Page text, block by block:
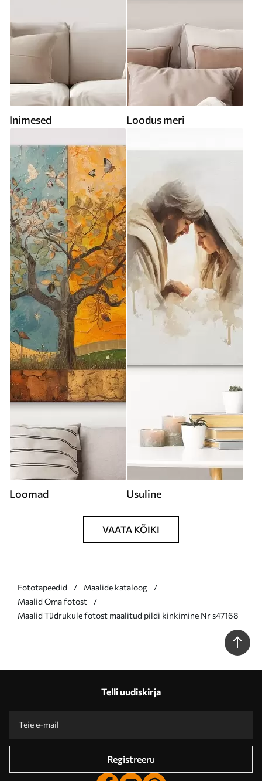
Inimesed Loodus meri
Loomad Usuline
VAATA KÕIKI
Fototapeedid
Maalide kataloog
Maalid Oma fotost
Maalid Tüdrukule fotost maalitud pildi kinkimine Nr s47168
Telli uudiskirja
Registreeru